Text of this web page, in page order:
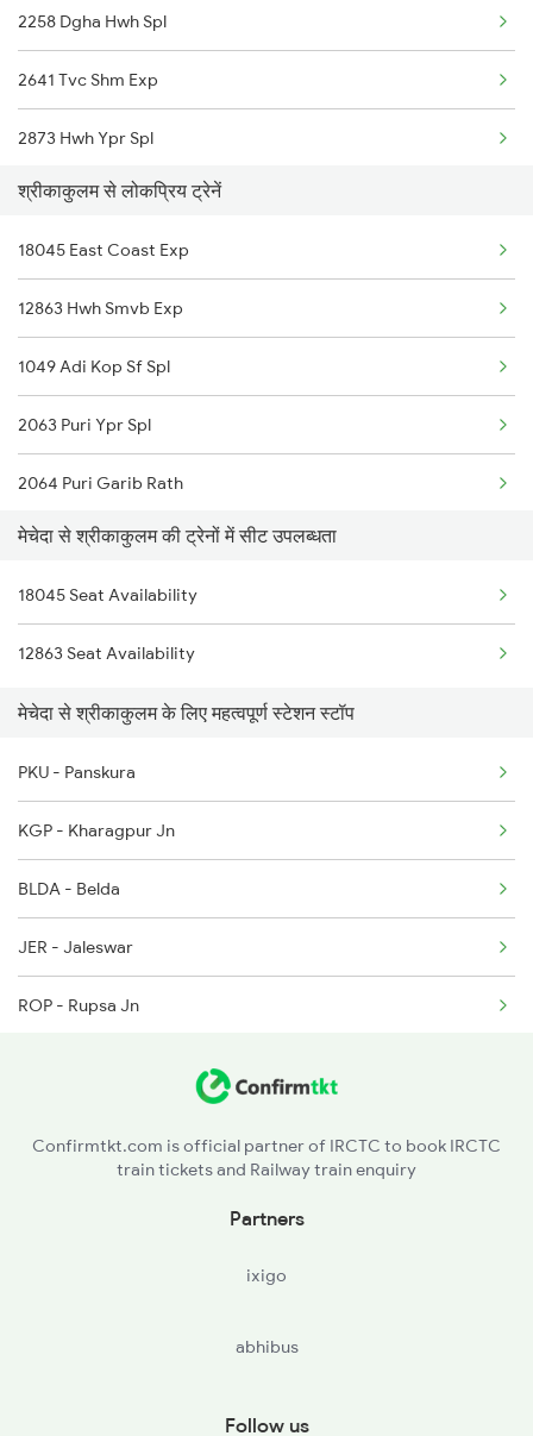
2258 Dgha Hwh Spl
2641 Tvc Shm Exp
2873 Hwh Ypr Spl
2874 Ypr Hwh Fest Spl
2885 Bbs Kjm Spl
2886 Kjm Bbs Spl
18013 Hwh Bksc Exp
18014 Bksc Hwh Exp
18029 Ltt Shalimar Exp
2867 Hwh Pdy Spl
3162 Blgt Koaa Spl
श्रीकाकुलम से लोकप्रिय ट्रेनें
18045 East Coast Exp
12863 Hwh Smvb Exp
1049 Adi Kop Sf Spl
2063 Puri Ypr Spl
2064 Puri Garib Rath
2071 Bbs Tpty Spl
2072 Tpty Bbs Spl
2097 Bbs Jnrd Spl
2098 Jnrd Bbs Spl
2491 Shm Vskp Sf Spl
2492 Vskp Shm Spl
2507 Tvc Scl Express
2508 Scl Tvc Special
2509 Bnc Ghy Exp
मेचेदा से श्रीकाकुलम की ट्रेनों में सीट उपलब्धता
18045 Seat Availability
12863 Seat Availability
मेचेदा से श्रीकाकुलम के लिए महत्वपूर्ण स्टेशन स्टॉप
PKU - Panskura
KGP - Kharagpur Jn
BLDA - Belda
JER - Jaleswar
ROP - Rupsa Jn
BHC - Bhadrakh
Confirmtkt.com is official partner of IRCTC to book IRCTC
train tickets and Railway train enquiry
Partners
ixigo
abhibus
Follow us